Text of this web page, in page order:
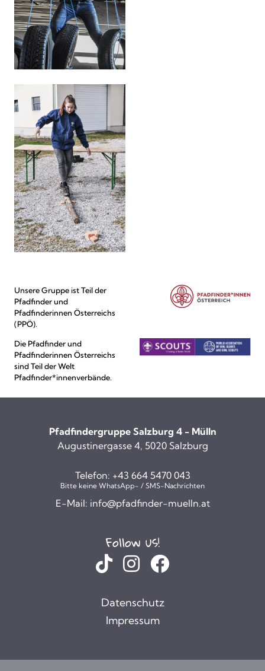
Unsere Gruppe ist Teil der
Pfadfinder und
Pfadfinderinnen Österreichs
(PPÖ).
Die Pfadfinder und
Pfadfinderinnen Österreichs
sind Teil der Welt
Pfadfinder*innenverbände.
Pfadfindergruppe Salzburg 4 - Mülln
Augustinergasse 4, 5020 Salzburg
Telefon: +43 664 5470 043
Bitte keine WhatsApp- / SMS-Nachrichten
E-Mail: info@pfadfinder-muelln.at
Follow us!
Datenschutz
Impressum